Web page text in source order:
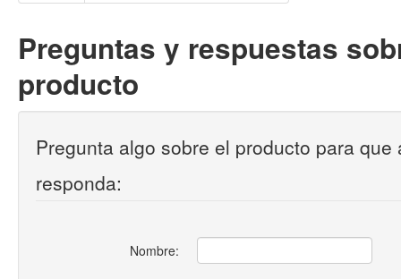
Preguntas y respuestas
producto
Pregunta algo sobre el producto para que
responda:
Nombre: